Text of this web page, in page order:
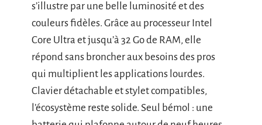
s’illustre par une belle luminosité et des
couleurs fidèles. Grâce au processeur Intel
Core Ultra et jusqu’à 32 Go de RAM, elle
répond sans broncher aux besoins des pros
qui multiplient les applications lourdes.
Clavier détachable et stylet compatibles,
l’écosystème reste solide. Seul bémol : une